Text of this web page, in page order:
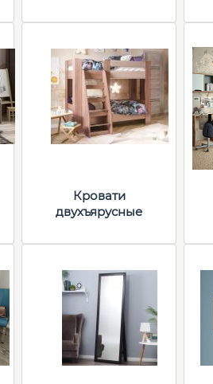
Кровати
двухъярусные